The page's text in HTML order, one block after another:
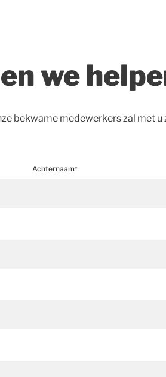
we
bekwame medewerkers zal met u
Achternaam*